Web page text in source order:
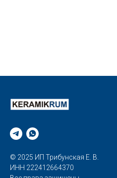
© 2025 ИП Трибунская Е. В.
ИНН 222412664370